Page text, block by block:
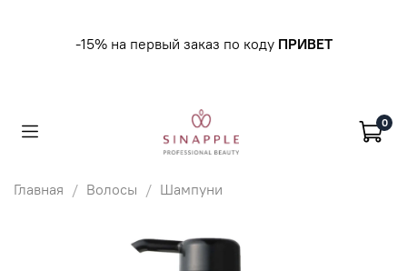
-15% на первый заказ по коду ПРИВЕТ
0
Главная Волосы Шампуни